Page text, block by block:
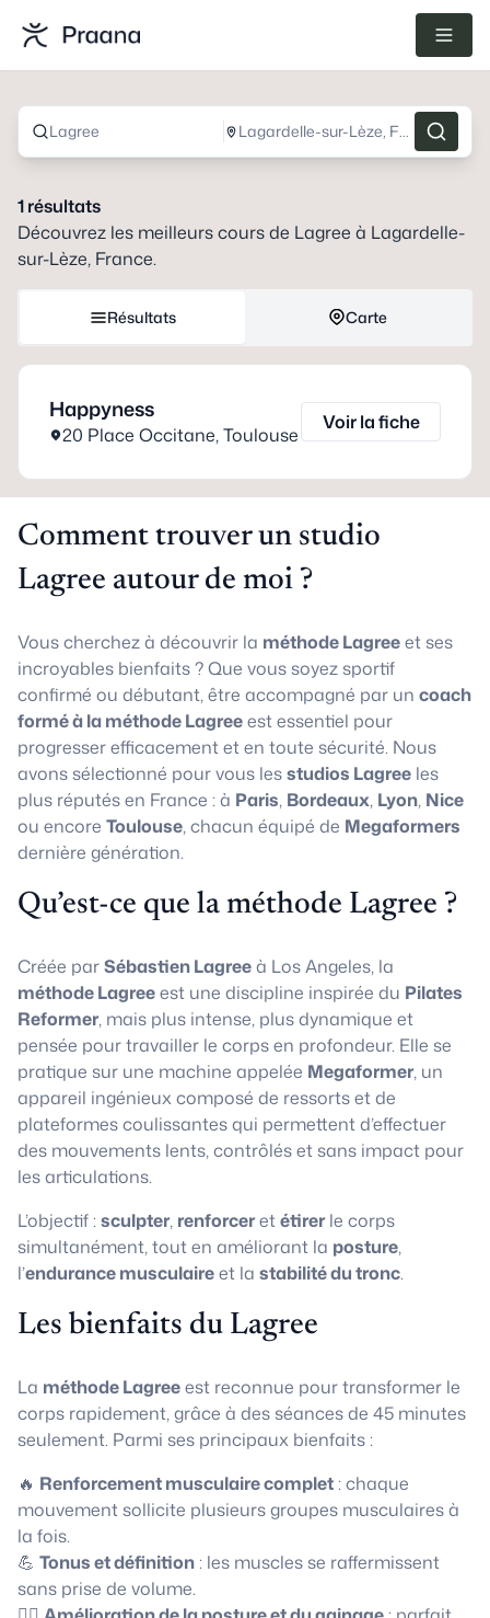
Lagree Lagardelle-sur-Lèze, France
1résultats
Découvrez les meilleurs cours de Lagree à Lagardelle-
sur-Lèze, France.
Résultats Carte
Happyness
20 Place Occitane,Toulouse
Voir la fiche
Comment trouver un studio
Lagree autour de moi ?
Vous cherchez à découvrir la méthode Lagreeet ses
incroyables bienfaits ? Que vous soyez sportif
confirmé ou débutant, être accompagné par un coach
formé à la méthode Lagreeest essentiel pour
progresser efficacement et en toute sécurité. Nous
avons sélectionné pour vous lesstudios Lagree les
plus réputés en France : à Paris, Bordeaux, Lyon, Nice
ou encore Toulouse, chacun équipé de Megaformers
dernière génération.
Qu’est-ce que la méthode Lagree ?
Créée parSébastien Lagreeà Los Angeles, la
méthode Lagreeest une discipline inspirée du Pilates
Reformer, mais plus intense, plus dynamique et
pensée pour travailler le corps en profondeur. Elle se
pratique sur une machine appelée Megaformer, un
appareil ingénieux composé de ressorts et de
plateformes coulissantes qui permettent d’effectuer
des mouvements lents, contrôlés et sans impact pour
les articulations.
L’objectif :sculpter, renforceretétirerle corps
simultanément, tout en améliorant la posture,
l’endurance musculaireet la stabilité du tronc.
Les bienfaits du Lagree
La méthode Lagreeest reconnue pour transformer le
corps rapidement, grâce à des séances de 45 minutes
seulement. Parmi ses principaux bienfaits :
🔥 Renforcement musculaire complet: chaque
mouvement sollicite plusieurs groupes musculaires à
la fois.
💪 Tonus et définition: les muscles se raffermissent
sans prise de volume.